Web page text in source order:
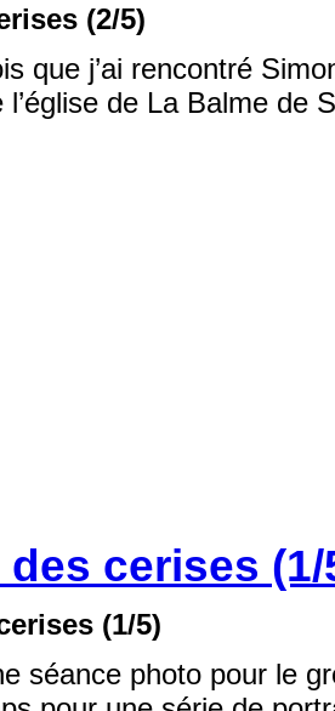
(2/5)
que j’ai rencontré
l’église de La Balme de
cerises (1/
(1/5)
séance photo pour le